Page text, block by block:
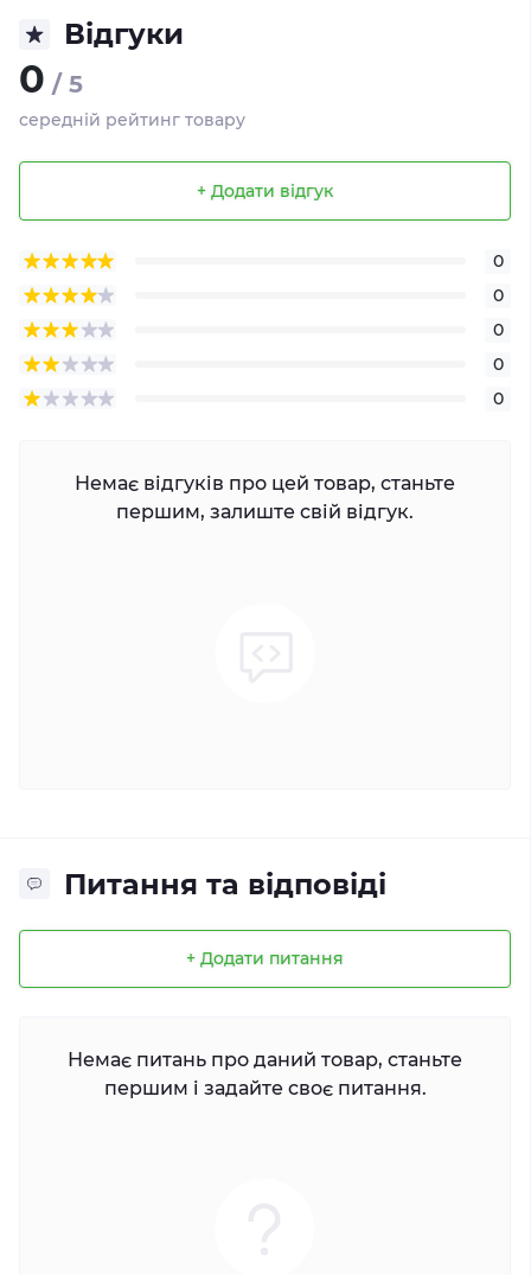
Відгуки
0 / 5
середній рейтинг товару
+ Додати відгук
0
0
0
0
0
Немає відгуків про цей товар, станьте
першим, залиште свій відгук.
Питання та відповіді
+ Додати питання
Немає питань про даний товар, станьте
першим і задайте своє питання.